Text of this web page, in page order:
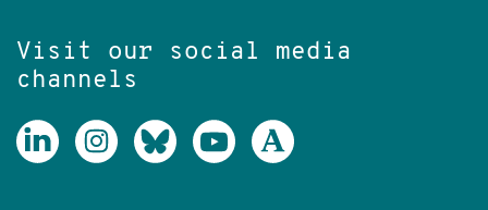
Visit our social media
channels